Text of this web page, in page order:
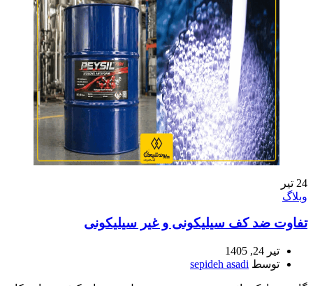
24 تیر
وبلاگ
تفاوت ضد کف سیلیکونی و غیر سیلیکونی
تیر 24, 1405
توسط sepideh asadi